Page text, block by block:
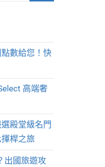
數給您！快
高端奢
殿堂級名門
桿之旅
出國旅遊攻